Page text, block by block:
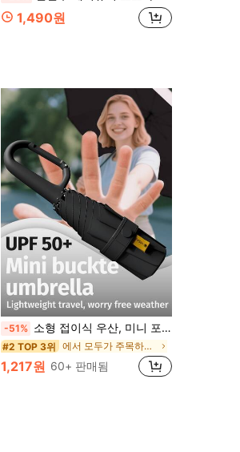
1,490원
-51% 소형 접이식 우산, 미니 포켓 방수 휴대용 여행 우산, 여성용 2-in-1 자외선 차단 우산, 초경량 휴대용 소형 6단 우산, 미니 여행 우산, 햇빛과 비에 모두 사용 가능한 휴대용 우산, 방풍 양산, 99% 자외선 차단, 남녀 모두에게 적합, 여름
#2 TOP 3위 에서 모두가 주목하는 가장 인기 있는 제품들 비옷
1,217원 60+ 판매됨